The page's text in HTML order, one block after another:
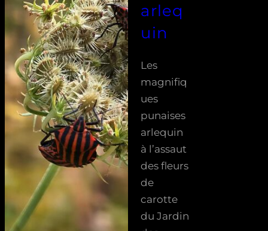
arleq
uin
Les
magnifiq
ues
punaises
arlequin
à l’assaut
des fleurs
de
carotte
du Jardin